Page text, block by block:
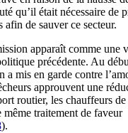
qu’il était nécessaire de
afin de sauver ce secteur.
apparaît comme une
précédente. Au
a mis en garde contre
approuvent une
routier, les chauffeurs
traitement de faveur
).